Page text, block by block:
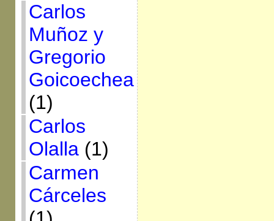
Carlos
Muñoz y
Gregorio
Goicoechea
(1)
Carlos
Olalla(1)
Carmen
Cárceles